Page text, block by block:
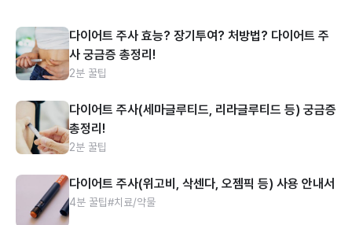
다이어트 주사 효능? 장기투여? 처방법? 다이어트 주
사 궁금증 총정리!
2분 꿀팁
다이어트 주사(세마글루티드, 리라글루티드 등) 궁금증
총정리!
2분 꿀팁
다이어트 주사(위고비, 삭센다, 오젬픽 등) 사용 안내서
4분 꿀팁#치료/약물